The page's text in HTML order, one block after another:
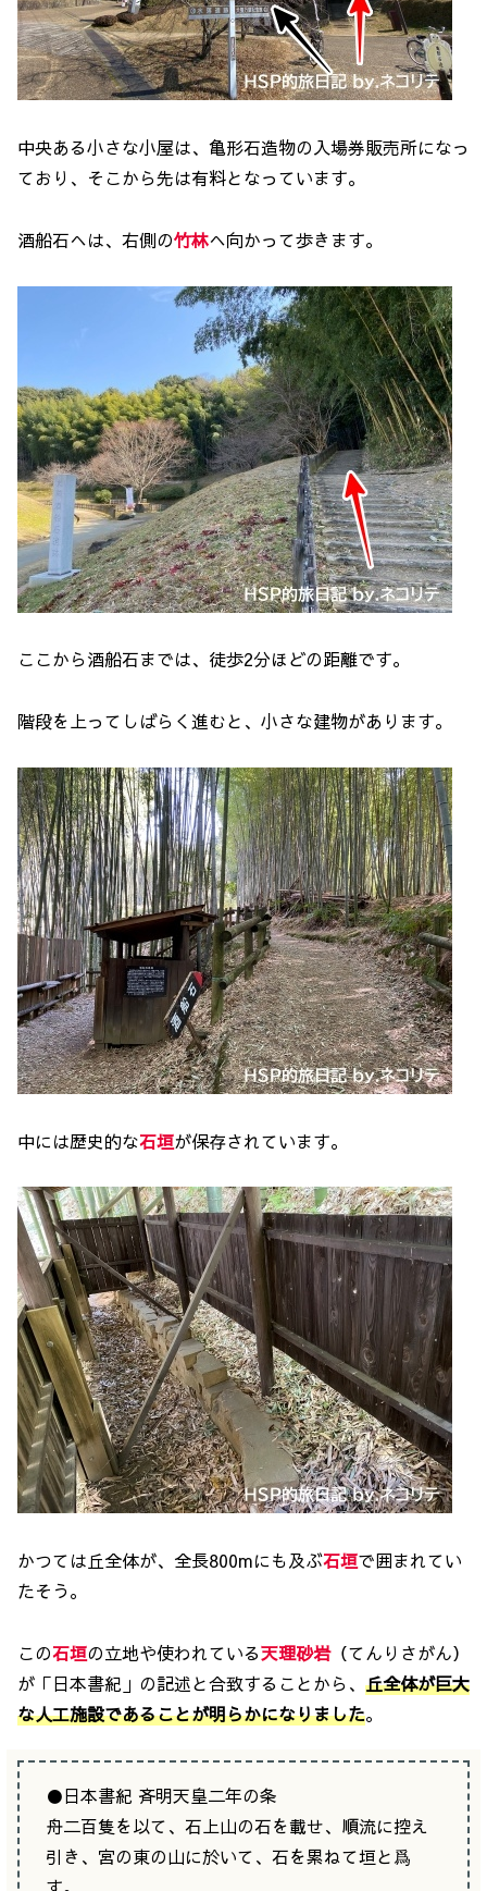
中央ある小さな小屋は、亀形石造物の入場券販売所になっ
ており、そこから先は有料となっています。
酒船石へは、右側の竹林へ向かって歩きます。
ここから酒船石までは、徒歩2分ほどの距離です。
階段を上ってしばらく進むと、小さな建物があります。
中には歴史的な石垣が保存されています。
かつては丘全体が、全長800mにも及ぶ石垣で囲まれてい
たそう。
この石垣の立地や使われている天理砂岩（てんりさがん）
が「日本書紀」の記述と合致することから、 丘全体が巨大
な人工施設であることが明らかになりました。
●日本書紀 斉明天皇二年の条
舟二百隻を以て、石上山の石を載せ、順流に控え
引き、宮の東の山に於いて、石を累ねて垣と爲